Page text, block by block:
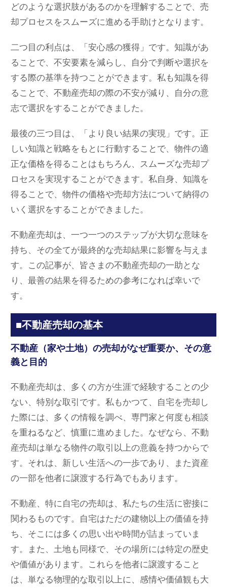
どのような選択肢があるのかを理解することで、売
却プロセスをスムーズに進める手助けとなります。
二つ目の利点は、「安心感の獲得」です。知識があ
ることで、不安要素を減らし、自分で判断や選択を
する際の基準を持つことができます。私も知識を得
ることで、不動産売却の際の不安が減り、自分の意
志で選択をすることができました。
最後の三つ目は、「より良い結果の実現」です。正
しい知識と戦略をもとに行動することで、物件の適
正な価格を得ることはもちろん、スムーズな売却プ
ロセスを実現することができます。私自身、知識を
得ることで、物件の価格や売却方法について納得の
いく選択をすることができました。
不動産売却は、一つ一つのステップが大切な意味を
持ち、その全てが最終的な売却結果に影響を与えま
す。この記事が、皆さまの不動産売却の一助とな
り、最善の結果を得るための参考になれば幸いで
す。
■不動産売却の基本
不動産（家や土地）の売却がなぜ重要か、その意
義と目的
不動産売却は、多くの方が生涯で経験することの少
ない、特別な取引です。私もかつて、自宅を売却し
た際には、多くの情報を調べ、専門家と何度も相談
を重ねるなど、慎重に進めました。なぜなら、不動
産売却は単なる物件の取引以上の意義を持つからで
す。それは、新しい生活への一歩であり、また資産
の一部を他者に譲渡する行為でもあります。
不動産、特に自宅の売却は、私たちの生活に密接に
関わるものです。自宅はただの建物以上の価値を持
ち、そこには多くの思い出や時間が詰まっていま
す。また、土地も同様で、その場所には特定の歴史
や価値があります。これらを他者に譲渡すること
は、単なる物理的な取引以上に、感情や価値観も大